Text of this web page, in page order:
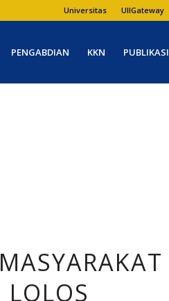
Universitas UIIGateway
PENGABDIAN KKN PUBLIKASI